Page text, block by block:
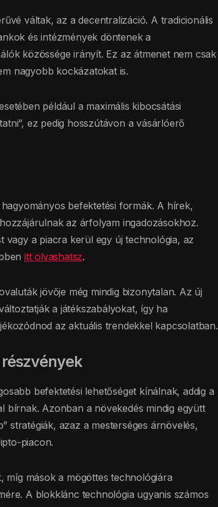
váltak, az a decentralizáció. A tradicionális
és intézmények döntenek a
közössége irányít. Ez az átmenet nem csak
nagyobb kockázatokat is.
például a maximális kibocsátási
ez pedig hosszútávon a vásárlóerő
befektetési formák. A hírek,
az árfolyam ingadozásokhoz.
vagy a piacra kerül egy új technológia, az
itt olvashatsz.
jövője még mindig bizonytalan. Az új
a játékszabályokat, így ha
az aktuális trendekkel kapcsolatban.
befektetési lehetőséget kínálnak, addig a
bírnak. Azonban a növekedés mindig együtt
stratégiák, azaz a mesterséges árnövelés,
piacon.
mások a mögöttes technológiára
A blokklánc technológia ugyanis számos